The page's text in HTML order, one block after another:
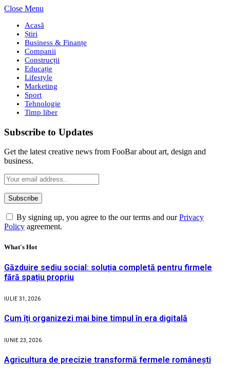
Close Menu
Acasă
Știri
Business & Finanțe
Companii
Construcții
Educație
Lifestyle
Marketing
Sport
Tehnologie
Timp liber
Subscribe to Updates
Get the latest creative news from FooBar about art, design and
business.
By signing up, you agree to the our terms and ourPrivacy
Policy agreement.
What's Hot
Găzduire sediu social: soluția completă pentru firmele
fără spațiu propriu
IULIE 31, 2026
Cum îți organizezi mai bine timpul în era digitală
IUNIE 23, 2026
Agricultura de precizie transformă fermele românești